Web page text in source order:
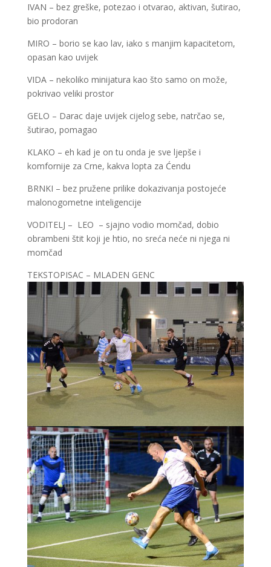
IVAN – bez greške, potezao i otvarao, aktivan, šutirao,
bio prodoran
MIRO – borio se kao lav, iako s manjim kapacitetom,
opasan kao uvijek
VIDA – nekoliko minijatura kao što samo on može,
pokrivao veliki prostor
GELO – Darac daje uvijek cijelog sebe, natrčao se,
šutirao, pomagao
KLAKO – eh kad je on tu onda je sve ljepše i
komfornije za Crne, kakva lopta za Ćendu
BRNKI – bez pružene prilike dokazivanja postojeće
malonogometne inteligencije
VODITELJ – LEO – sjajno vodio momčad, dobio
obrambeni štit koji je htio, no sreća neće ni njega ni
momčad
TEKSTOPISAC – MLADEN GENC